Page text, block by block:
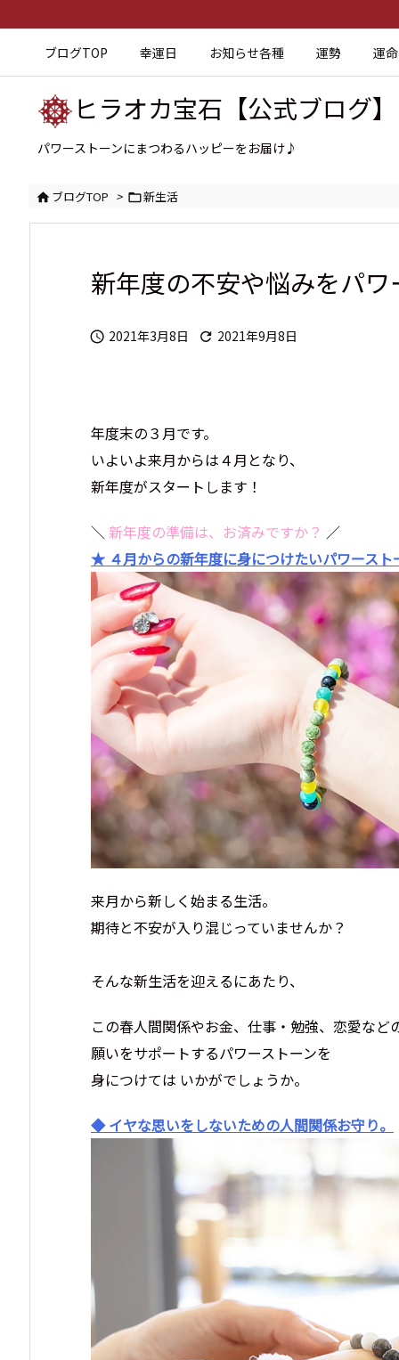
ブログTOP 幸運日 お知らせ各種 運勢 運命
ヒラオカ宝石【公式ブログ】
パワーストーンにまつわるハッピーをお届け♪
ブログTOP > 新生活
新年度の不安や悩みをパ
 2021年3月8日  2021年9月8日
年度末の３月です。
いよいよ来月からは４月となり、
新年度がスタートします！
＼ 新年度の準備は、お済みですか？ ／
★ ４月からの新年度に身につけたいパワースト
来月から新しく始まる生活。
期待と不安が入り混じっていませんか？
そんな新生活を迎えるにあたり、
この春人間関係やお金、仕事・勉強、恋愛など
願いをサポートするパワーストーンを
身につけては いかがでしょうか。
◆ イヤな思いをしないための人間関係お守り。